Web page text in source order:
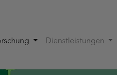
Dienstleistungen